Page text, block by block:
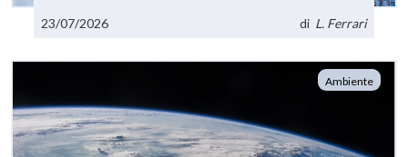
23/07/2026 di L. Ferrari
Ambiente